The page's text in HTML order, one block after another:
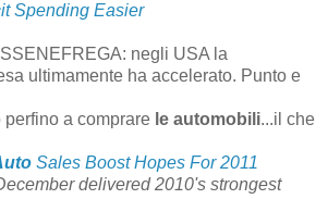
Spending Easier
negli USA la
ultimamente ha accelerato. Punto e
a comprare le automobili...il che
Sales Boost Hopes For 2011
delivered 2010's strongest